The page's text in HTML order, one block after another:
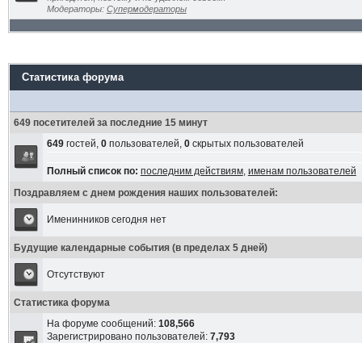
Модераторы: Супермодераторы
Статистика форума
649 посетителей за последние 15 минут
649гостей, 0пользователей, 0скрытых пользователей
Полный список по: последним действиям, именам пользователей
Поздравляем с днем рождения наших пользователей:
Именинников сегодня нет
Будущие календарные события (в пределах 5 дней)
Отсутствуют
Статистика форума
На форуме сообщений: 108,566
Зарегистрировано пользователей: 7,793